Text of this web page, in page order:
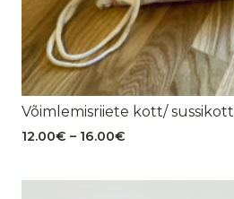
Võimlemisriiete kott/ sussikott
12.00€ – 16.00€
16.00€